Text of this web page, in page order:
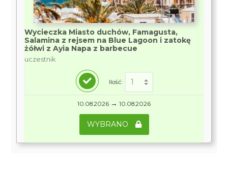
Wycieczka Miasto duchów, Famagusta,
Salamina z rejsem na Blue Lagoon i zatokę
żółwi z Ayia Napa z barbecue
uczestnik
Ilość:
10.08.2026 → 10.08.2026
WYBRANO